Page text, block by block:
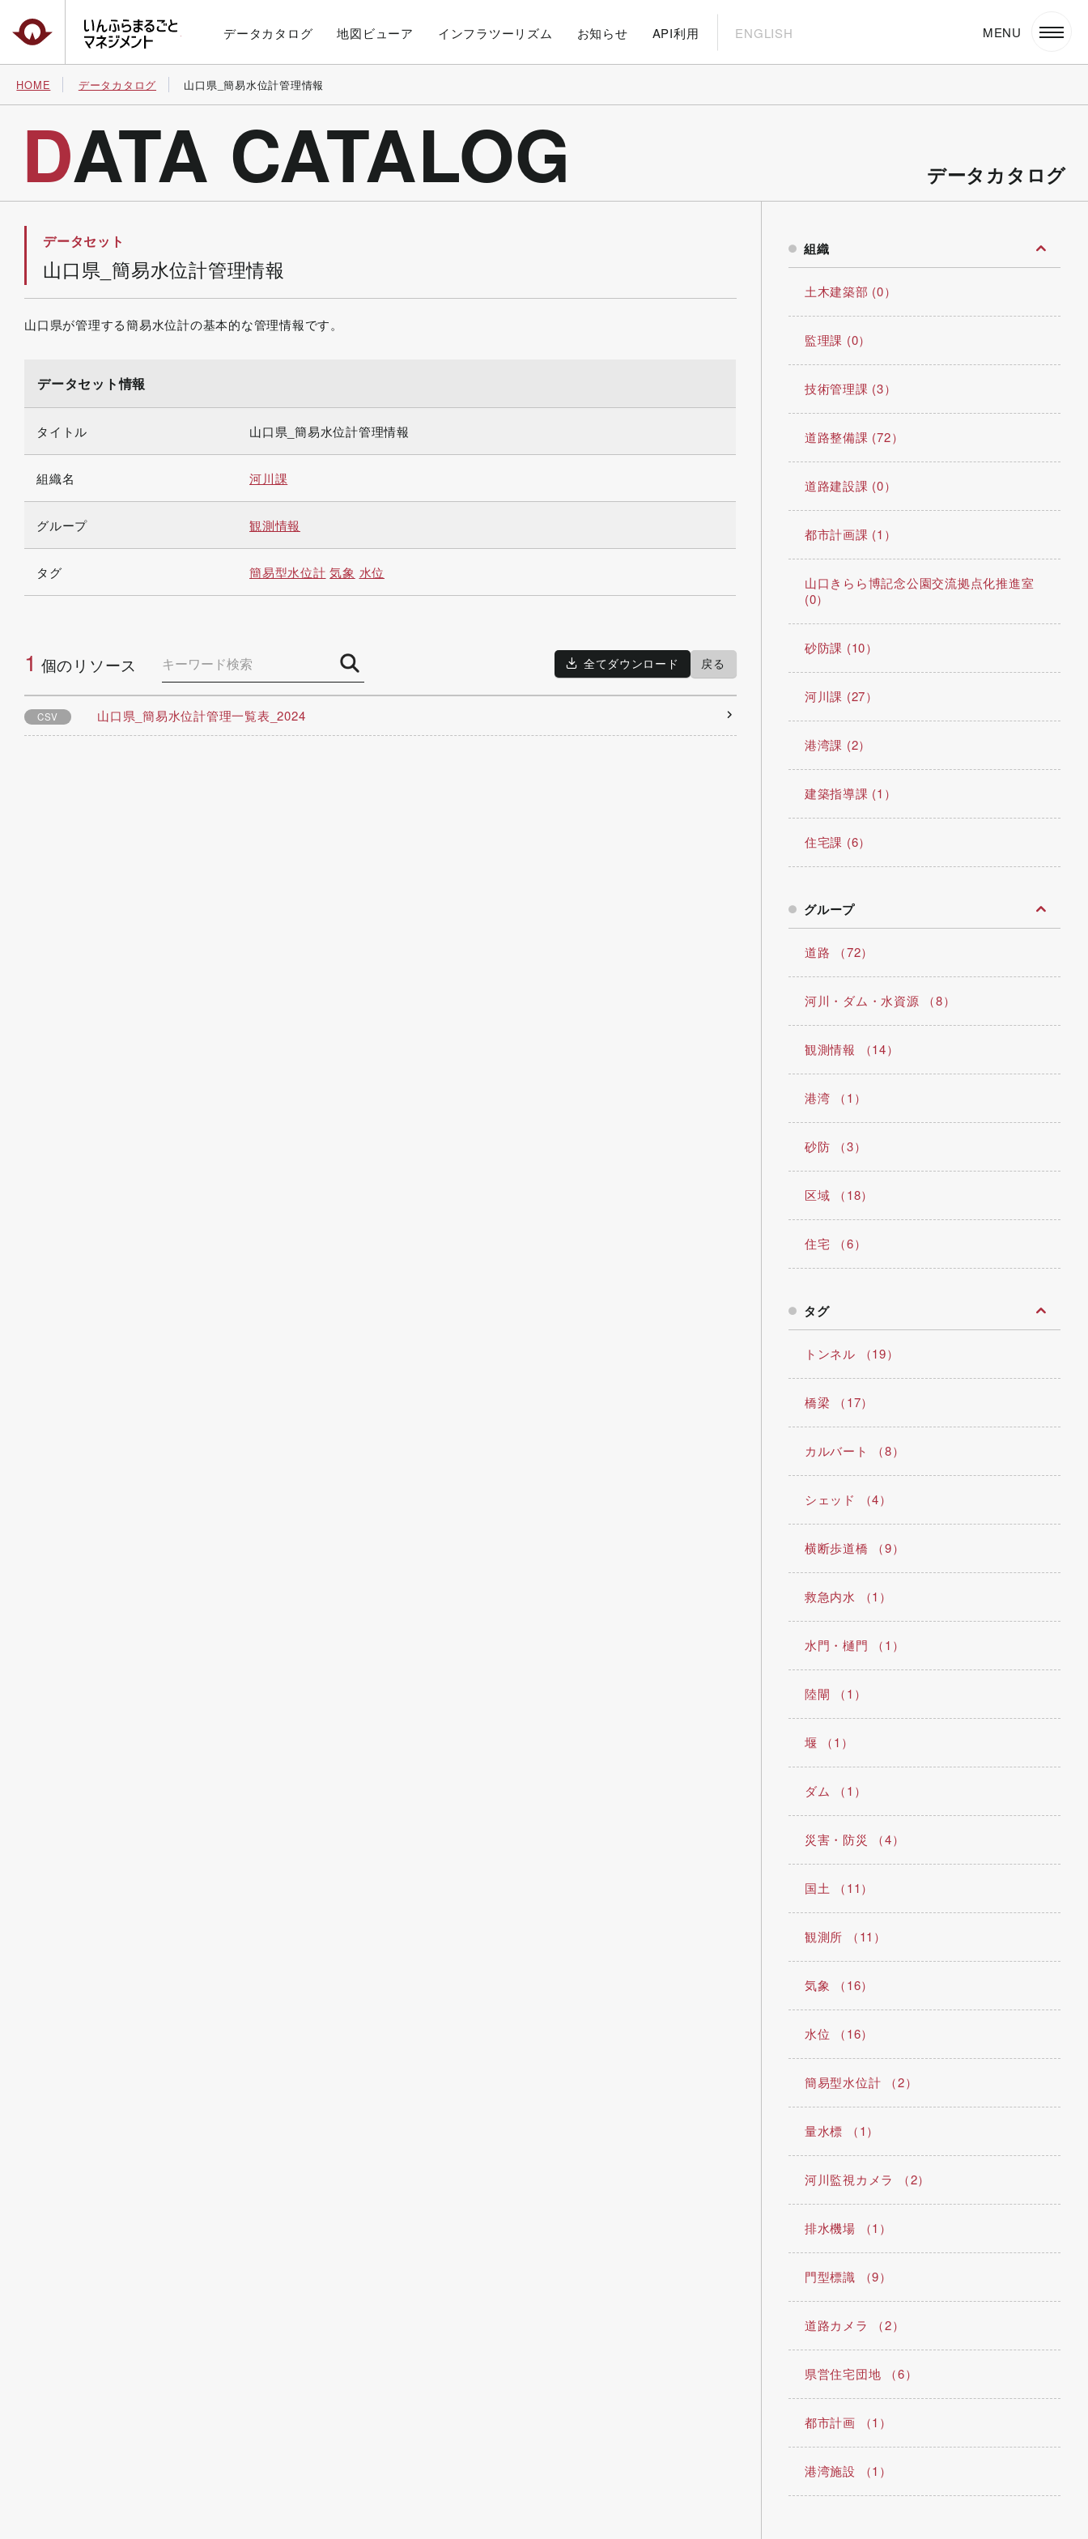
いんふらまるごとマネジメント
データカタログ 地図ビューア インフラツーリズム お知らせ API利用 ENGLISH
HOME データカタログ 山口県_簡易水位計管理情報
DATA CATALOG データカタログ
データセット
山口県_簡易水位計管理情報
山口県が管理する簡易水位計の基本的な管理情報です。
データセット情報
タイトル 山口県_簡易水位計管理情報
組織名 河川課
グループ 観測情報
タグ 簡易型水位計 気象 水位
1 個のリソース 全てダウンロード 戻る
CSV 山口県_簡易水位計管理一覧表_2024
組織
土木建築部 (0）
監理課 (0）
技術管理課 (3）
道路整備課 (72）
道路建設課 (0）
都市計画課 (1）
山口きらら博記念公園交流拠点化推進室
(0）
砂防課 (10）
河川課 (27）
港湾課 (2）
建築指導課 (1）
住宅課 (6）
グループ
道路 （72）
河川・ダム・水資源 （8）
観測情報 （14）
港湾 （1）
砂防 （3）
区域 （18）
住宅 （6）
タグ
トンネル （19）
橋梁 （17）
カルバート （8）
シェッド （4）
横断歩道橋 （9）
救急内水 （1）
水門・樋門 （1）
陸閘 （1）
堰 （1）
ダム （1）
災害・防災 （4）
国土 （11）
観測所 （11）
気象 （16）
水位 （16）
簡易型水位計 （2）
量水標 （1）
河川監視カメラ （2）
排水機場 （1）
門型標識 （9）
道路カメラ （2）
県営住宅団地 （6）
都市計画 （1）
港湾施設 （1）